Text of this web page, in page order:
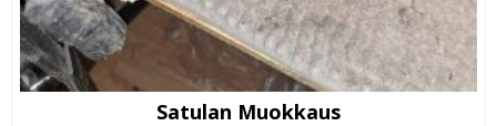
Satulan Muokkaus